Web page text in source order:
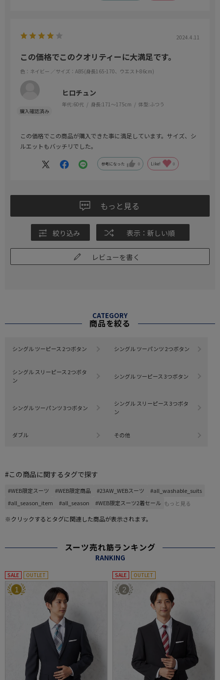
2024.4.11
この価格でこのクオリティーに大満足です。
色：ネイビー ／サイズ：AB5(身長165-170、ウエスト86cm)
ヒロチュン
年代:60代 身長:171～175cm 体型:ふつう
この価格でこの商品が購入できた事に満足しています。サイズ、シ
ルエットもバッチリでした。
参考になった 0 Like! 0
もっと見る
絞り込み 表示：新しい順
レビューを書く
CATEGORY
商品を絞る
シングル ツーピース 2つボタン シングル ツーパンツ 2つボタン
シングル スリーピース 2つボタ
ン
シングル ツーピース 3つボタン
シングル ツーパンツ 3つボタン
シングル スリーピース 3つボタ
ン
ダブル その他
#この商品に関するタグで探す
#WEB限定スーツ #WEB限定商品 #23AW_WEBスーツ
#all_washable_suits
#all_season_item
#all_season #WEB限定スーツ2着セール もっと見る
※クリックするとタグに関連した商品が表示されます。
スーツ売れ筋ランキング
RANKING
SALE OUTLET
1
SALE OUTLET
2